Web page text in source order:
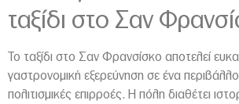
ταξίδι στο Σαν
Το ταξίδι στο Σαν Φρανσίσκο αποτελεί
γαστρονομική εξερεύνηση σε ένα
πολιτισμικές επιρροές. Η πόλη διαθέτει